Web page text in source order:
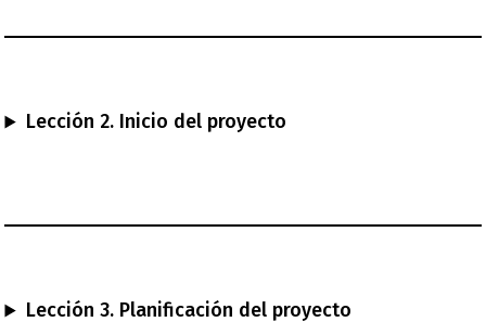
Lección 2. Inicio del proyecto
Lección 3. Planificación del proyecto